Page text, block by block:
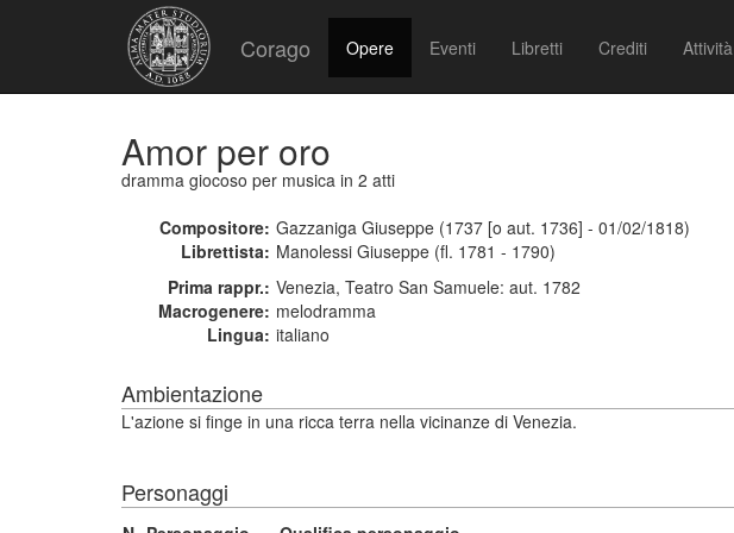
Corago Opere Eventi Libretti Crediti Attività
Amor per oro
dramma giocoso per musica in 2 atti
Compositore: Gazzaniga Giuseppe (1737 [o aut. 1736] - 01/02/1818)
Librettista: Manolessi Giuseppe (fl. 1781 - 1790)
Prima rappr.: Venezia, Teatro San Samuele: aut. 1782
Macrogenere: melodramma
Lingua: italiano
Ambientazione
L'azione si finge in una ricca terra nella vicinanze di Venezia.
Personaggi